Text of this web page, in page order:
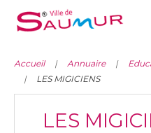
Accueil Annuaire
LES MIGICIENS
LES